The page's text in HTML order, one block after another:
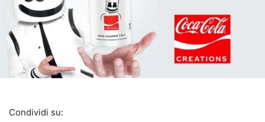
Condividi su: